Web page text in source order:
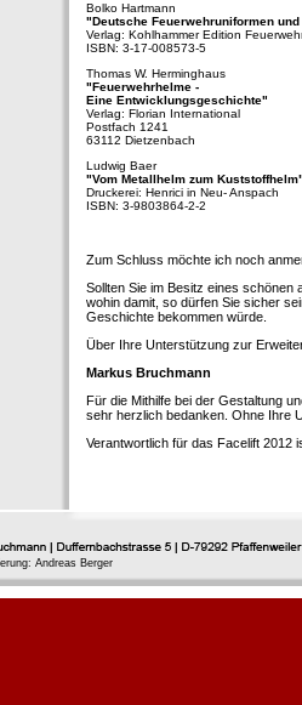
Bolko Hartmann
"Deutsche Feuerwehruniformen
Verlag: Kohlhammer Edition
ISBN: 3-17-008573-5
Thomas W. Herminghaus
"Feuerwehrhelme -
Eine Entwicklungsgeschichte"
Verlag: Florian International
Postfach 1241
63112 Dietzenbach
Ludwig Baer
"Vom Metallhelm zum
Druckerei: Henrici in Neu- Anspach
ISBN: 3-9803864-2-2
Zum Schluss möchte ich noch
Sollten Sie im Besitz eines schönen
wohin damit, so dürfen Sie sicher
Geschichte bekommen würde.
Über Ihre Unterstützung zur
Markus Bruchmann
Für die Mithilfe bei der Gestaltung
sehr herzlich bedanken. Ohne Ihre
Verantwortlich für das Facelift 2012
Andreas Berger